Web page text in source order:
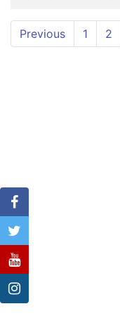
Previous 1 2